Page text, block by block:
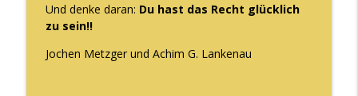
Und denke daran: Du hast das Recht glücklich
zu sein!!
Jochen Metzger und Achim G. Lankenau